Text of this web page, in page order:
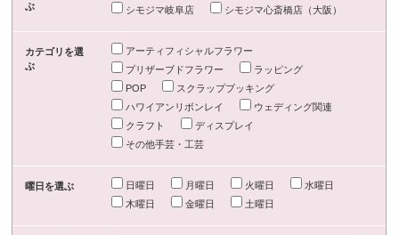
ぶ
シモジマ岐阜店
シモジマ心斎橋店（大阪）
カテゴリを選
ぶ
アーティフィシャルフラワー
プリザーブドフラワー
ラッピング
POP
スクラップブッキング
ハワイアンリボンレイ
ウェディング関連
クラフト
ディスプレイ
その他手芸・工芸
曜日を選ぶ 日曜日 月曜日 火曜日
水曜日
木曜日
金曜日 土曜日